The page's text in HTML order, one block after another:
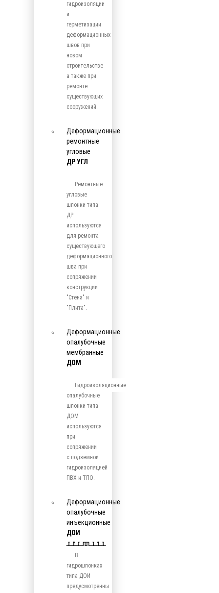
гидроизоляции
и
герметизации
деформационных
швов при
новом
строительстве
а также при
ремонте
существующих
сооружений.
Деформационные
ремонтные
угловые
ДР УГЛ
Ремонтные
угловые
шпонки типа
ДР
используются
для ремонта
существующего
деформационного
шва при
сопряжении
конструкций
"Стена" и
"Плита".
Деформационные
опалубочные
мембранные
ДОМ
Гидроизоляционные
опалубочные
шпонки типа
ДОМ
используются
при
сопряжении
с подземной
гидроизоляцией
ПВХ и ТПО.
Деформационные
опалубочные
инъекционные
ДОИ
В
гидрошпонках
типа ДОИ
предусмотренны